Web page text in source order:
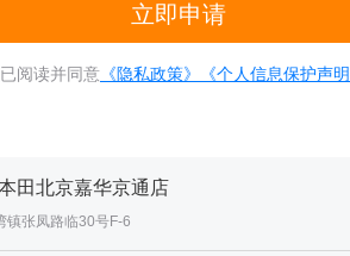
阅读并同意 《隐私政策》 《个人信息保护声
田北京嘉华京通店
镇张凤路临30号F-6